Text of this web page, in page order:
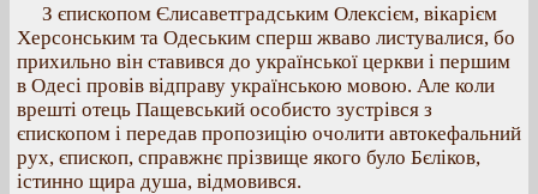
З єпископом Єлисаветградським Олексієм, вікарієм
Херсонським та Одеським сперш жваво листувалися, бо
прихильно він ставився до української церкви і першим
в Одесі провів відправу українською мовою. Але коли
врешті отець Пащевський особисто зустрівся з
єпископом і передав пропозицію очолити автокефальний
рух, єпископ, справжнє прізвище якого було Бєліков,
істинно щира душа, відмовився.